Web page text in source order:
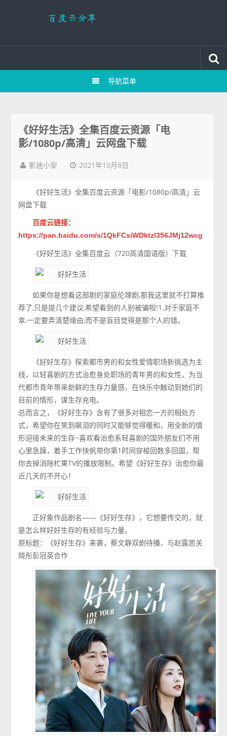
导航菜单
《好好生活》全集百度云资源「电
影/1080p/高清」云网盘下载
影迷小安 2021年10月8日
《好好生活》全集百度云资源「电影/1080p/高清」云
网盘下载
百度云链接：
https://pan.baidu.com/s/1QkFCsiWDktzl356JMj12wcg
《好好生活》全集百度云（720高清国语版）下载
如果你是想看这部剧的家庭伦理剧,那我这里就不打算推
荐了,只是提几个建议,希望看到的人别被骗啦!1.对于家庭不
幸,一定要弄清楚缘由,而不是盲目觉得是那个人的错。
《好好生存》探索都市男的和女性爱情职场新挑选为主
线，以轻喜剧的方式治愈身处职场的青年男的和女性，为当
代都市青年带来新鲜的生存力量感，在快乐中触动到她们的
目前的情形，谋生存充电。
总而言之，《好好生存》含有了很多对相恋一方的相处方
式，希望你在笑到飙泪的同时又能够觉得暖和，用全新的情
形迎接未来的生存~喜欢看治愈系轻喜剧的国外朋友们不用
心里急躁，着手工作快帆带你第1时间穿梭回数多回国，帮
你去掉消除杧果TV的播放限制。希望《好好生存》治愈你最
近几天的不开心！
正好象作品剧名——《好好生存》，它想要传交的，就
是怎么样好好生存的有经验与力量。
原标题：《好好生存》来袭，蔡文静双剧待播，与赵露思关
晓彤彭冠英合作